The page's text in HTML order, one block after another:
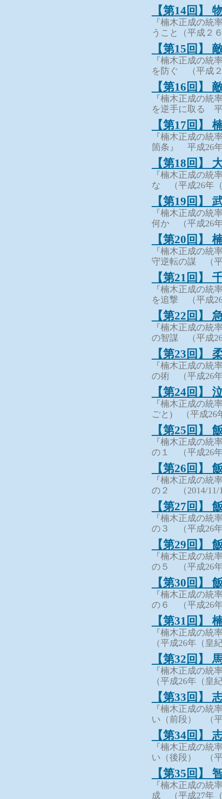
【第14回】
『楠木正成の
うこと（平成２
【第15回】
『楠木正成の
を防ぐ （平成
【第16回】
『楠木正成の
を逆手に取る 平
【第17回】
『楠木正成の
箇条』 平成26
【第18回】
『楠木正成の
な （平成26年
【第19回】
『楠木正成の
何か （平成26
【第20回】
『楠木正成の
守逆転の謀 （平
【第21回】
『楠木正成の
を追撃 （平成
【第22回】
『楠木正成の
の智謀 （平成
【第23回】
『楠木正成の
の術 （平成26
【第24回】
『楠木正成の
ごと) （平成26
【第25回】
『楠木正成の
の１ （平成26
【第26回】
『楠木正成の
の２ （2014/
【第27回】
『楠木正成の
の３ （平成26
【第29回】
『楠木正成の
の５ （平成26
【第30回】
『楠木正成の
の６ （平成26
【第31回】
『楠木正成の
（平成26年（皇
【第32回】
『楠木正成の
（平成26年（皇
【第33回】
『楠木正成の統
い（前段） （平
【第34回】
『楠木正成の統
い（後段） （平
【第35回】
『楠木正成の統
成 （平成27年